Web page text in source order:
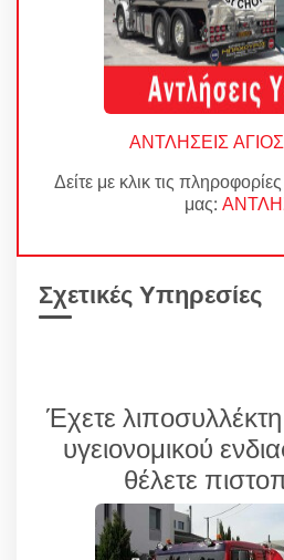
ΑΝΤΛΗΣΕΙΣ
Δείτε με κλικ τις
μας:
Σχετικές Υπηρεσίες
Έχετε
υγειονομικού
θέλετε